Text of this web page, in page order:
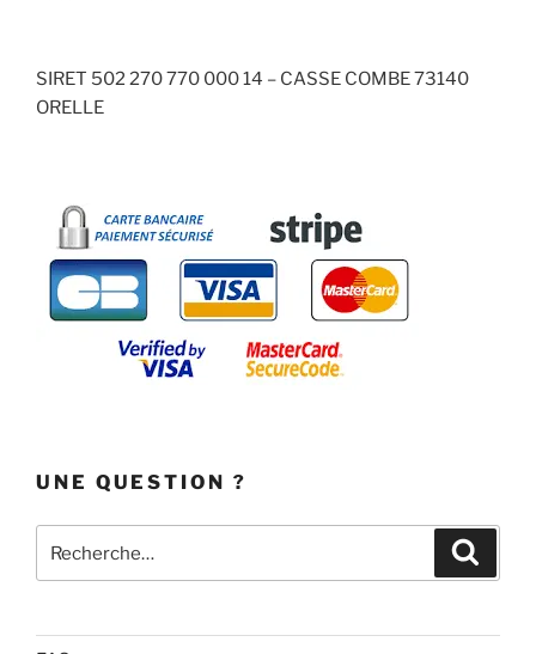
SIRET 502 270 770 000 14 – CASSE COMBE 73140
ORELLE
UNE QUESTION ?
pour